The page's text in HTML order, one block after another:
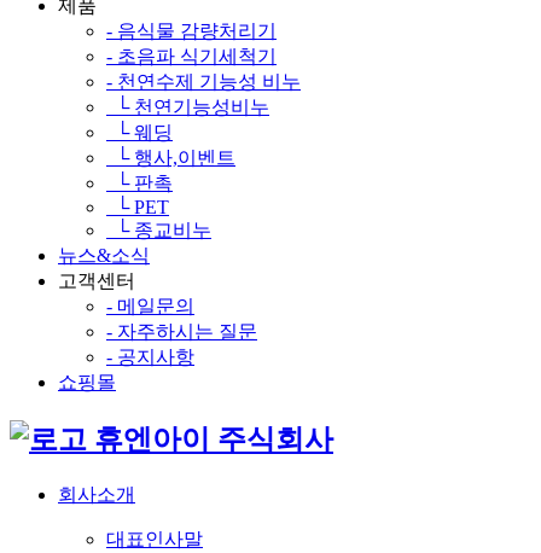
제품
- 음식물 감량처리기
- 초음파 식기세척기
- 천연수제 기능성 비누
└ 천연기능성비누
└ 웨딩
└ 행사,이벤트
└ 판촉
└ PET
└ 종교비누
뉴스&소식
고객센터
- 메일문의
- 자주하시는 질문
- 공지사항
쇼핑몰
휴엔아이 주식회사
회사소개
대표인사말